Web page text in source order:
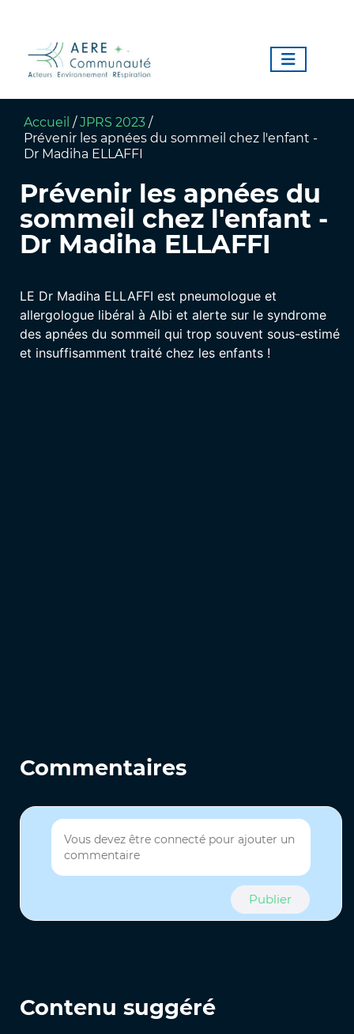
Accueil /JPRS 2023 /
Prévenir les apnées du sommeil chez l'enfant -
Dr Madiha ELLAFFI
Prévenir les apnées du
sommeil chez l'enfant -
Dr Madiha ELLAFFI
LE Dr Madiha ELLAFFI est pneumologue et
allergologue libéral à Albi et alerte sur le syndrome
des apnées du sommeil qui trop souvent sous-estimé
et insuffisamment traité chez les enfants !
Commentaires
Publier
Contenu suggéré